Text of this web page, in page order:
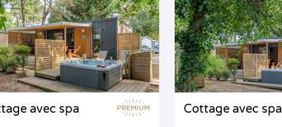
avec spa Cottage avec spa